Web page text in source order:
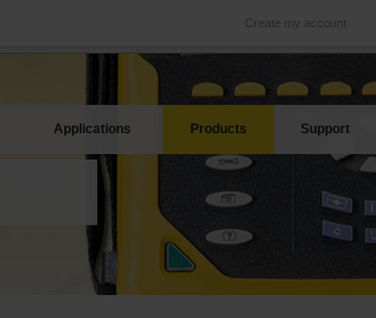
Create my account
International
Our subsidiaries abroad
Our
Applications Products Support